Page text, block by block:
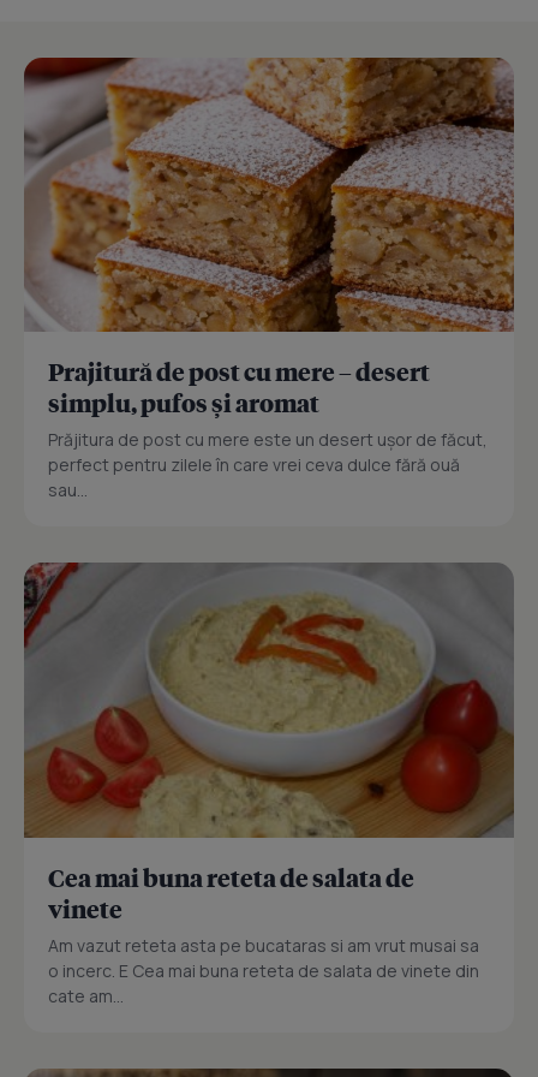
Prajitură de post cu mere – desert
simplu, pufos și aromat
Prăjitura de post cu mere este un desert ușor de făcut,
perfect pentru zilele în care vrei ceva dulce fără ouă
sau...
Cea mai buna reteta de salata de
vinete
Am vazut reteta asta pe bucataras si am vrut musai sa
o incerc. E Cea mai buna reteta de salata de vinete din
cate am...